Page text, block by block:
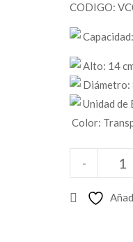
CODIGO:
Alto: 14
Diámetro:
Unidad de
Color:
-